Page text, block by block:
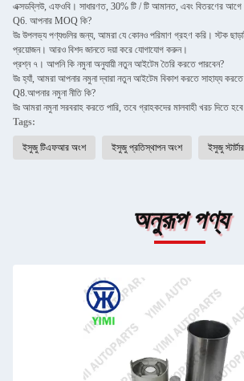
এক্সডব্লিউ, এফওবি। সাধারণত, 30% টি / টি আমানত, এবং বিতরণের আগে
Q6. আপনার MOQ কি?
উঃ উপলভ্য পণ্যগুলির জন্য, আমরা যে কোনও পরিমাণ গ্রহণ করি। স্টক
প্রয়োজন। আরও বিশদ জানতে দয়া করে যোগাযোগ করুন।
প্রশ্ন ৭। আপনি কি নমুনা অনুযায়ী নতুন আইটেম তৈরি করতে পারবেন?
উঃ হ্যাঁ, আমরা আপনার নমুনা দ্বারা নতুন আইটেম বিকাশ করতে সাহায্য করতে
Q8.আপনার নমুনা নীতি কি?
উঃ আমরা নমুনা সরবরাহ করতে পারি, তবে গ্রাহকদের মালবাহী খরচ দিতে
Tags:
ইসুজু টিএফআর অংশ ইসুজু প্রতিস্থাপন অংশ ইসুজু
অনুরূপ পণ্য